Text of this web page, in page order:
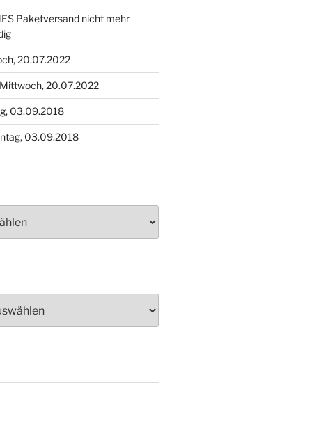
Paketversand nicht mehr
20.07.2022
20.07.2022
03.09.2018
03.09.2018